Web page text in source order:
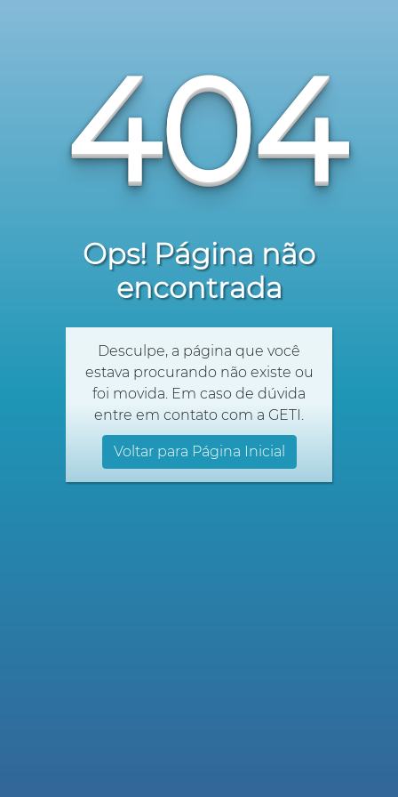
404
Ops! Página não
encontrada
Desculpe, a página que você
estava procurando não existe ou
foi movida. Em caso de dúvida
entre em contato com a GETI.
Voltar para Página Inicial